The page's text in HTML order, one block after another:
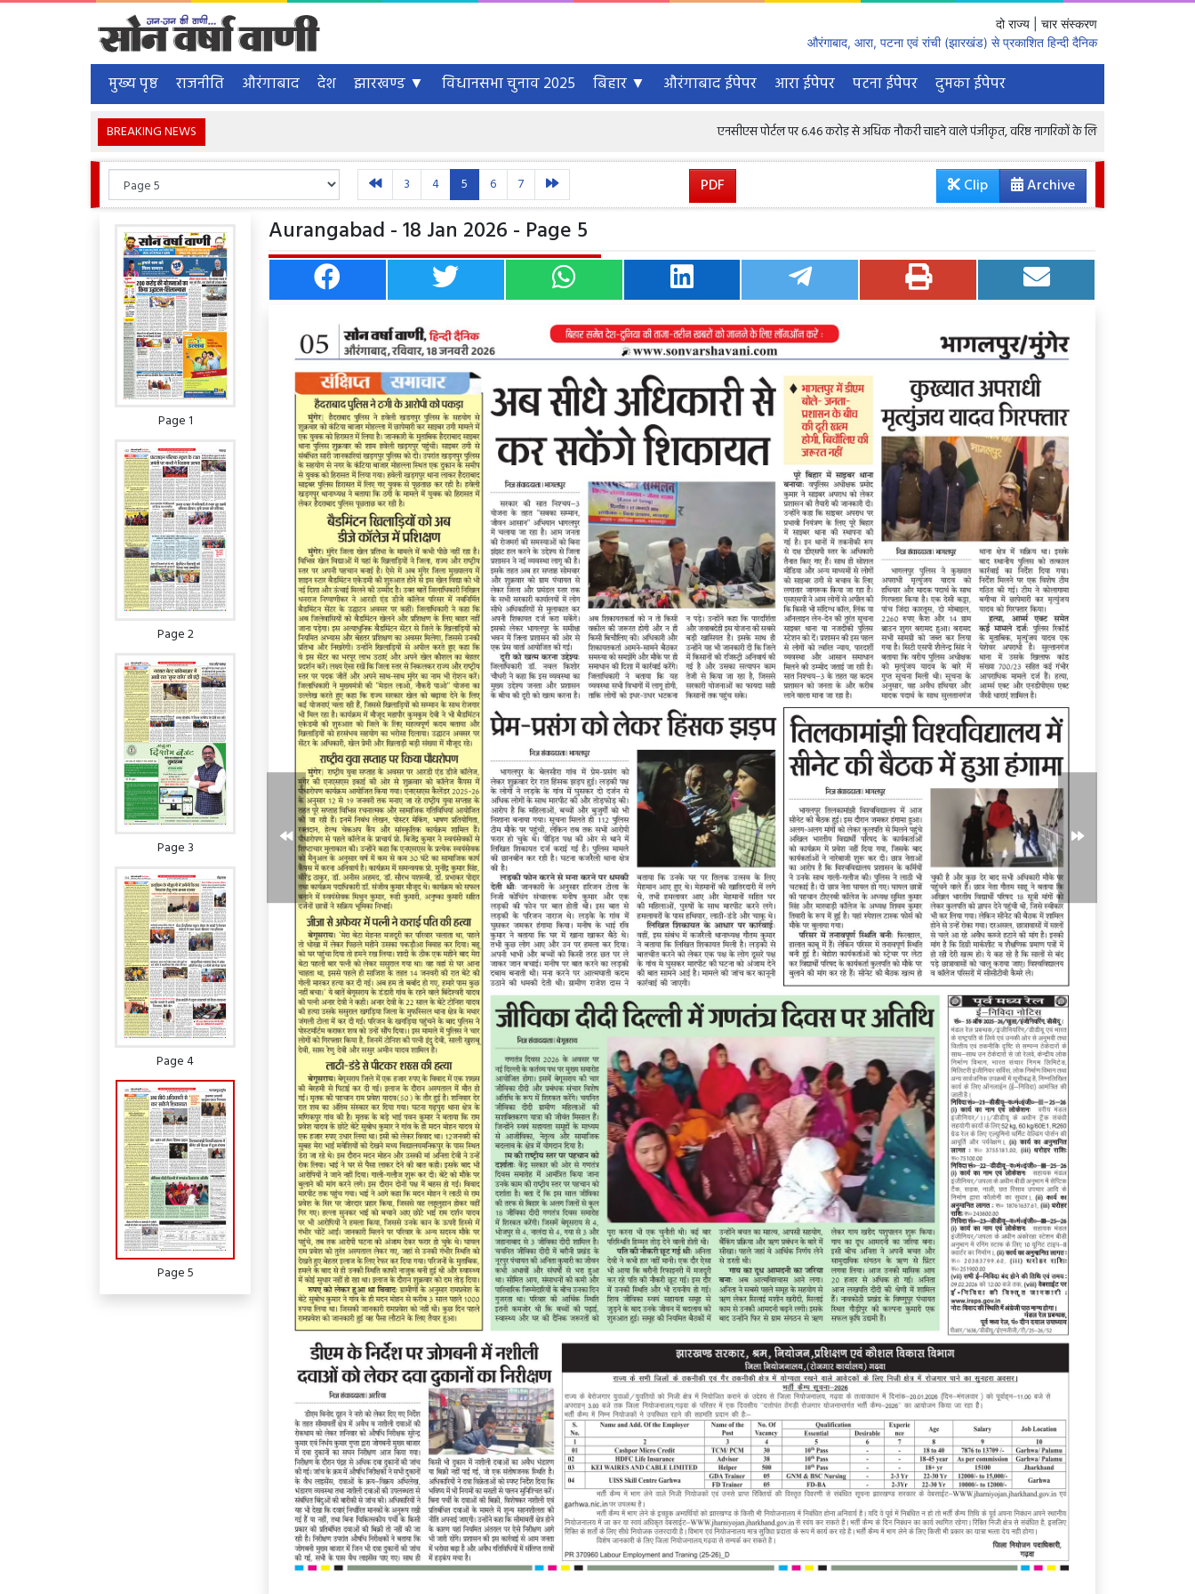
दो राज्य | चार संस्करण
औरंगाबाद, आरा, पटना एवं रांची (झारखंड) से प्रकाशित हिन्दी दैनिक
मुख्य पृष्ठ राजनीति औरंगाबाद देश झारखण्ड ▼ विधानसभा चुनाव 2025 बिहार ▼ औरंगाबाद ईपेपर आरा ईपेपर पटना ईपेपर दुमका ईपेपर
BREAKING NEWS एनसीएस पोर्टल पर 6.46 करोड़ से अधिक नौकरी चाहने वाले पंजीकृत, वरिष्ठ नागरिकों के लिए भी 1.68 लाख रिक्तियां : केंद्रीय
3 4 5 6 7 PDF Archive
Clip
Page 1
Page 2
Page 3
Page 4
Page 5
Aurangabad - 18 Jan 2026 - Page 5